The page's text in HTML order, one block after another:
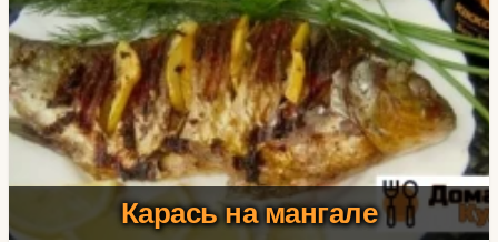
Карась на мангале